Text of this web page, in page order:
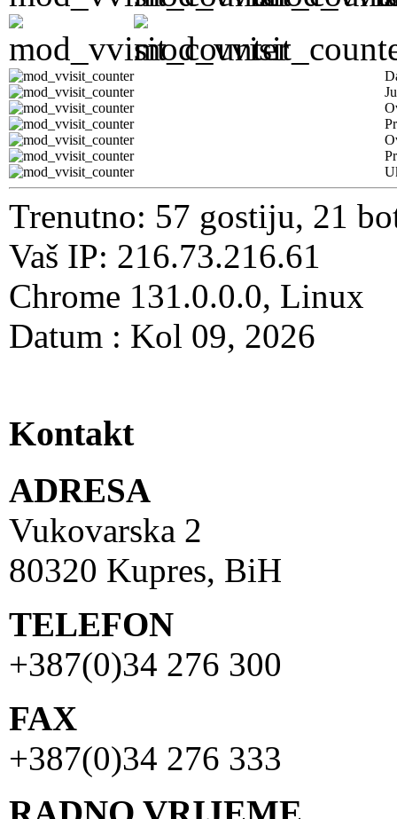
Trenutno: 57 gostiju, 21
Vaš IP: 216.73.216.61
Chrome 131.0.0.0, Linux
Datum : Kol 09, 2026
Kontakt
ADRESA
Vukovarska 2
80320 Kupres, BiH
TELEFON
+387(0)34 276 300
FAX
+387(0)34 276 333